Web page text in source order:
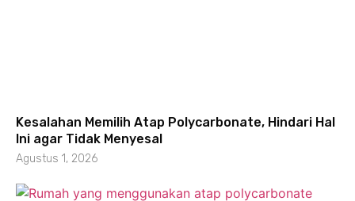
Kesalahan Memilih Atap Polycarbonate, Hindari Hal
Ini agar Tidak Menyesal
Agustus 1, 2026